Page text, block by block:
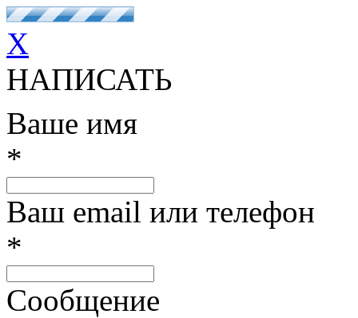
X
НАПИСАТЬ
Ваше имя
*
Ваш email или телефон
*
Сообщение